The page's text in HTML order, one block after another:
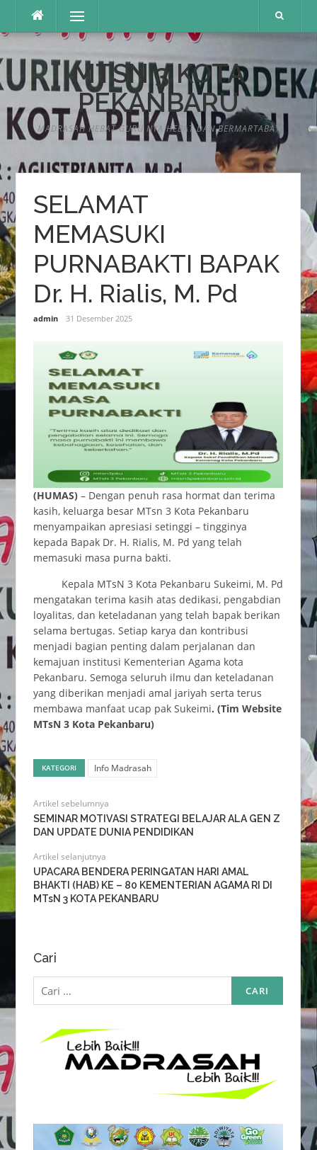
konten
Menu
MTSN 3 KOTA
PEKANBARU
MADRASAH HEBAT GURU NYA HEBAT DAN BERMARTABAT
SELAMAT
MEMASUKI
PURNABAKTI BAPAK
Dr. H. Rialis, M. Pd
admin 31 Desember 2025
(HUMAS)– Dengan penuh rasa hormat dan terima
kasih, keluarga besar MTsn 3 Kota Pekanbaru
menyampaikan apresiasi setinggi – tingginya
kepada Bapak Dr. H. Rialis, M. Pd yang telah
memasuki masa purna bakti.
Kepala MTsN 3 Kota Pekanbaru Sukeimi, M. Pd
mengatakan terima kasih atas dedikasi, pengabdian
loyalitas, dan keteladanan yang telah bapak berikan
selama bertugas. Setiap karya dan kontribusi
menjadi bagian penting dalam perjalanan dan
kemajuan institusi Kementerian Agama kota
Pekanbaru. Semoga seluruh ilmu dan keteladanan
yang diberikan menjadi amal jariyah serta terus
membawa manfaat ucap pak Sukeimi. (Tim Website
MTsN 3 Kota Pekanbaru)
KATEGORI Info Madrasah
Artikel sebelumnya
SEMINAR MOTIVASI STRATEGI BELAJAR ALA GEN Z
DAN UPDATE DUNIA PENDIDIKAN
Artikel selanjutnya
UPACARA BENDERA PERINGATAN HARI AMAL
BHAKTI (HAB) KE – 80 KEMENTERIAN AGAMA RI DI
MTsN 3 KOTA PEKANBARU
Cari
Cari
untuk: